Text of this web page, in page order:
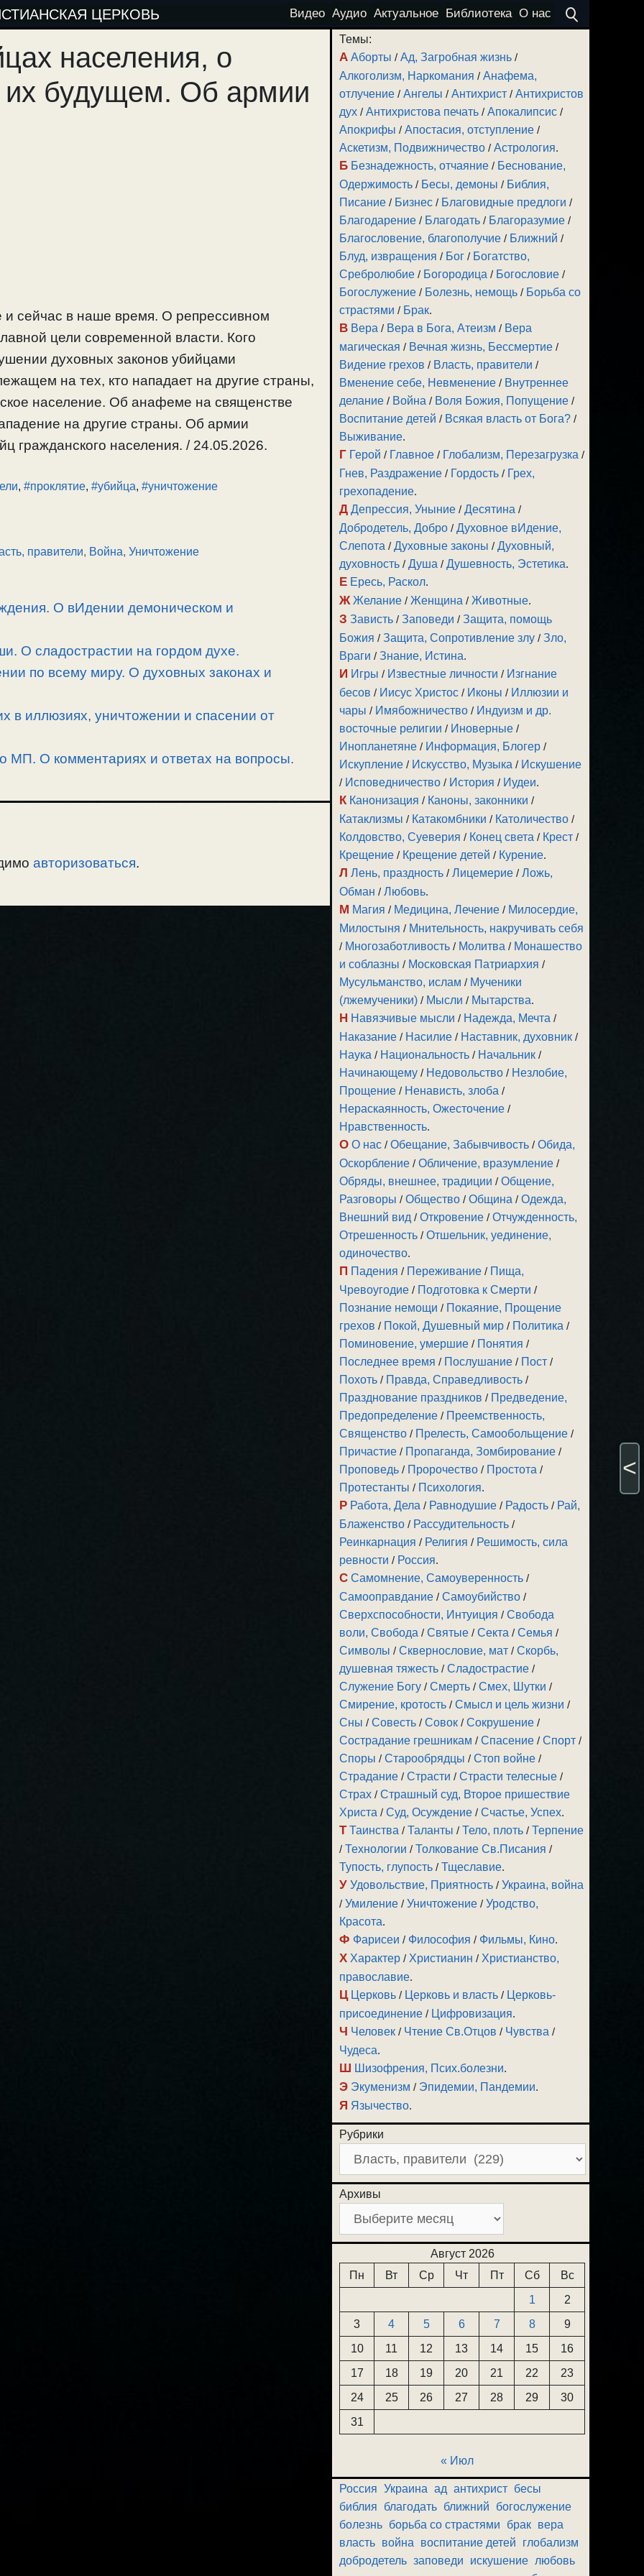
ЦЕРКОВЬ Видео Аудио Актуальное Библиотека О нас
населения, о
их будущем. Об армии
сейчас в наше время. О репрессивном
цели современной власти. Кого
духовных законов убийцами
на тех, кто нападает на другие страны,
население. Об анафеме на священстве
на другие страны. Об армии
гражданского населения. / 24.05.2026.
, #проклятие, #убийца, #уничтожение
правители, Война, Уничтожение
О вИдении демоническом и
О сладострастии на гордом духе.
по всему миру. О духовных законах и
в иллюзиях, уничтожении и спасении от
МП. О комментариях и ответах на вопросы.
авторизоваться.
Темы:
А Аборты /Ад, Загробная жизнь /
Алкоголизм, Наркомания /Анафема,
отлучение /Ангелы /Антихрист /Антихристов
дух /Антихристова печать /Апокалипсис /
Апокрифы /Апостасия, отступление /
Аскетизм, Подвижничество /Астрология.
Б Безнадежность, отчаяние / Беснование,
Одержимость / Бесы, демоны / Библия,
Писание / Бизнес / Благовидные предлоги /
Благодарение / Благодать / Благоразумие /
Благословение, благополучие / Ближний /
Блуд, извращения / Бог / Богатство,
Сребролюбие / Богородица / Богословие /
Богослужение / Болезнь, немощь / Борьба со
страстями / Брак.
В Вера / Вера в Бога, Атеизм / Вера
магическая / Вечная жизнь, Бессмертие /
Видение грехов / Власть, правители /
Вменение себе, Невменение / Внутреннее
делание / Война / Воля Божия, Попущение /
Воспитание детей / Всякая власть от Бога? /
Выживание.
Г Герой / Главное / Глобализм, Перезагрузка /
Гнев, Раздражение / Гордость / Грех,
грехопадение.
Д Депрессия, Уныние /Десятина /
Добродетель, Добро /Духовное вИдение,
Слепота /Духовные законы /Духовный,
духовность /Душа /Душевность, Эстетика.
Е Ересь, Раскол.
Ж Желание /Женщина /Животные.
З Зависть /Заповеди /Защита, помощь
Божия /Защита, Сопротивление злу /Зло,
Враги /Знание, Истина.
И Игры / Известные личности / Изгнание
бесов / Иисус Христос / Иконы / Иллюзии и
чары / Имябожничество / Индуизм и др.
восточные религии / Иноверные /
Инопланетяне / Информация, Блогер /
Искупление / Искусство, Музыка / Искушение
/ Исповедничество / История / Иудеи.
К Канонизация / Каноны, законники /
Катаклизмы / Катакомбники / Католичество /
Колдовство, Суеверия / Конец света / Крест /
Крещение / Крещение детей / Курение.
Л Лень, праздность /Лицемерие /Ложь,
Обман /Любовь.
М Магия / Медицина, Лечение / Милосердие,
Милостыня / Мнительность, накручивать себя
/ Многозаботливость / Молитва / Монашество
и соблазны / Московская Патриархия /
Мусульманство, ислам / Мученики
(лжемученики) / Мысли / Мытарства.
Н Навязчивые мысли / Надежда, Мечта /
Наказание / Насилие / Наставник, духовник /
Наука / Национальность / Начальник /
Начинающему / Недовольство / Незлобие,
Прощение / Ненависть, злоба /
Нераскаянность, Ожесточение /
Нравственность.
О О нас /Обещание, Забывчивость /Обида,
Оскорбление /Обличение, вразумление /
Обряды, внешнее, традиции /Общение,
Разговоры /Общество /Община /Одежда,
Внешний вид /Откровение /Отчужденность,
Отрешенность /Отшельник, уединение,
одиночество.
П Падения / Переживание / Пища,
Чревоугодие / Подготовка к Смерти /
Познание немощи / Покаяние, Прощение
грехов / Покой, Душевный мир / Политика /
Поминовение, умершие / Понятия /
Последнее время / Послушание / Пост /
Похоть / Правда, Справедливость /
Празднование праздников / Предведение,
Предопределение / Преемственность,
Священство / Прелесть, Самообольщение /
Причастие / Пропаганда, Зомбирование /
Проповедь / Пророчество / Простота /
Протестанты / Психология.
Р Работа, Дела / Равнодушие / Радость / Рай,
Блаженство / Рассудительность /
Реинкарнация / Религия / Решимость, сила
ревности / Россия.
С Самомнение, Самоуверенность /
Самооправдание /Самоубийство /
Сверхспособности, Интуиция /Свобода
воли, Свобода /Святые /Секта /Семья /
Символы /Сквернословие, мат /Скорбь,
душевная тяжесть /Сладострастие /
Служение Богу /Смерть /Смех, Шутки /
Смирение, кротость /Смысл и цель жизни /
Сны /Совесть /Совок /Сокрушение /
Сострадание грешникам /Спасение /Спорт /
Споры /Старообрядцы /Стоп войне /
Страдание /Страсти /Страсти телесные /
Страх /Страшный суд, Второе пришествие
Христа /Суд, Осуждение /Счастье, Успех.
Т Таинства /Таланты /Тело, плоть /Терпение
/Технологии /Толкование Св.Писания /
Тупость, глупость /Тщеславие.
У Удовольствие, Приятность /Украина, война
/Умиление /Уничтожение /Уродство,
Красота.
Ф Фарисеи / Философия / Фильмы, Кино.
Х Характер / Христианин / Христианство,
православие.
Ц Церковь / Церковь и власть / Церковь-
присоединение / Цифровизация.
Ч Человек / Чтение Св.Отцов / Чувства /
Чудеса.
Ш Шизофрения, Псих.болезни.
Э Экуменизм / Эпидемии, Пандемии.
Я Язычество.
Рубрики
Архивы
Август 2026
Пн
Вт Ср Чт Пт Сб
Вс
1
2
3
4 5 6 7 8
9
10
11 12 13 14 15
16
17
18 19 20 21 22
23
24
25 26 27 28 29
30
31
« Июл
Россия Украина ад антихрист бесы
библия
благодать ближний
богослужение
болезнь борьба со страстями брак вера
власть война воспитание детей
глобализм
добродетель заповеди искушение любовь
<